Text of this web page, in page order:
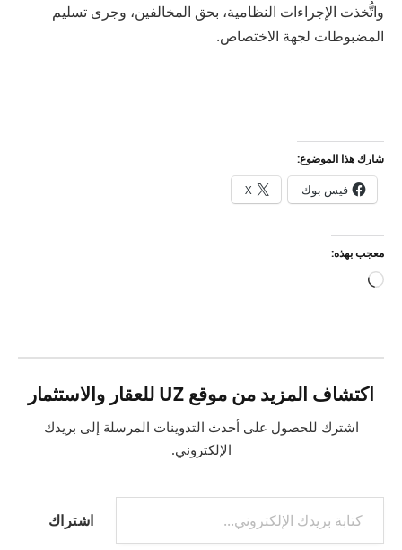
واتُّخذت الإجراءات النظامية، بحق المخالفين، وجرى تسليم
المضبوطات لجهة الاختصاص.
شارك هذا الموضوع:
فيس بوك X
معجب بهذه:
جاري
اكتشاف المزيد من موقع UZ للعقار والاستثمار
اشترك للحصول على أحدث التدوينات المرسلة إلى بريدك
الإلكتروني.
كتابة بريدك الإلكتروني...
اشتراك